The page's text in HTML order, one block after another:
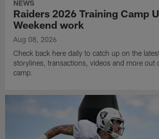
NEWS
Raiders 2026 Training Camp
Weekend work
Aug 08, 2026
Check back here daily to catch up on the
storylines, transactions, videos and more out
camp.